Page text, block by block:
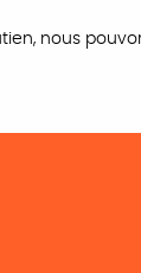
nous